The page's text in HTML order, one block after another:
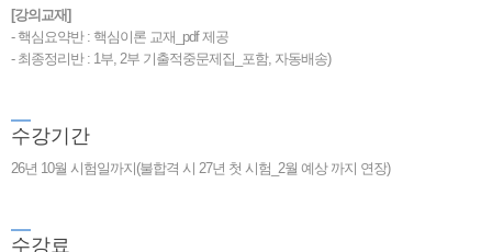
[강의교재]
- 핵심요약반 : 핵심이론 교재_pdf 제공
- 최종정리반 : 1부, 2부 기출적중문제집_포함, 자동배송)
수강기간
26년 10월 시험일까지(불합격 시 27년 첫 시험_2월 예상 까지 연장)
수강료